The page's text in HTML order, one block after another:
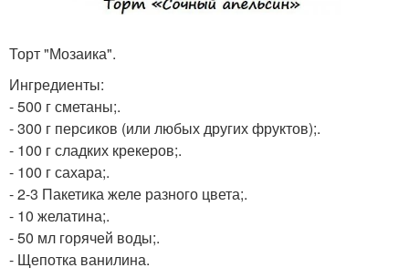
Торт "Мозаика".
Ингредиенты:
- 500 г сметаны;.
- 300 г персиков (или любых других фруктов);.
- 100 г сладких крекеров;.
- 100 г сахара;.
- 2-3 Пакетика желе разного цвета;.
- 10 желатина;.
- 50 мл горячей воды;.
- Щепотка ванилина.